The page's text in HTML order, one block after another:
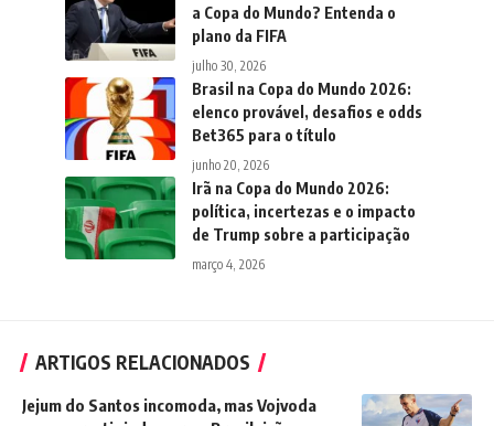
a Copa do Mundo? Entenda o
plano da FIFA
julho 30, 2026
Brasil na Copa do Mundo 2026:
elenco provável, desafios e odds
Bet365 para o título
junho 20, 2026
Irã na Copa do Mundo 2026:
política, incertezas e o impacto
de Trump sobre a participação
março 4, 2026
ARTIGOS RELACIONADOS
Jejum do Santos incomoda, mas Vojvoda